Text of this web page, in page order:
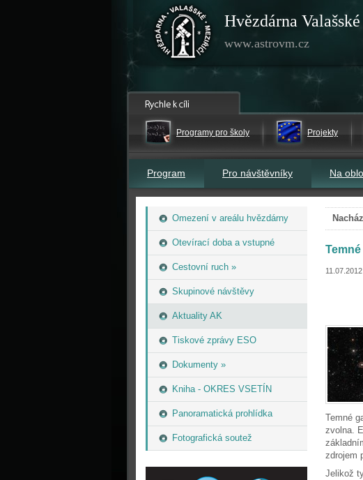
Hvězdárna
www.astrovm.cz
Programy pro školy Projekty
Program Pro návštěvníky Na
Omezení v areálu hvězdárny
Otevírací doba a vstupné
Cestovní ruch »
Skupinové návštěvy
Aktuality AK
Tiskové zprávy ESO
Dokumenty »
Kniha - OKRES VSETÍN
Panoramatická prohlídka
Fotografická soutež
11.07.2012
Temné
zvolna.
zdrojem
Jelikož